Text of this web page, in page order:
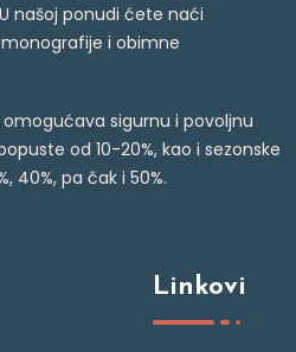
našoj ponudi ćete naći
i obimne
sigurnu i povoljnu
od 10-20%, kao i sezonske
40%, pa čak i 50%.
Linkovi